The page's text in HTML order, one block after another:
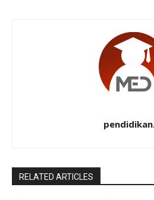
RELATED ARTICLES